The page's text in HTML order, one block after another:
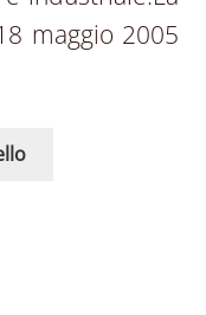
maggio 2005